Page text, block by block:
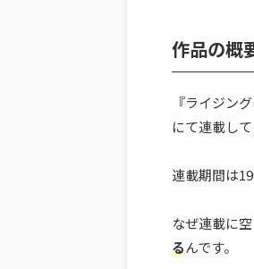
作品の概
『ライジン
にて連載して
連載期間は
なぜ連載に
るんです。